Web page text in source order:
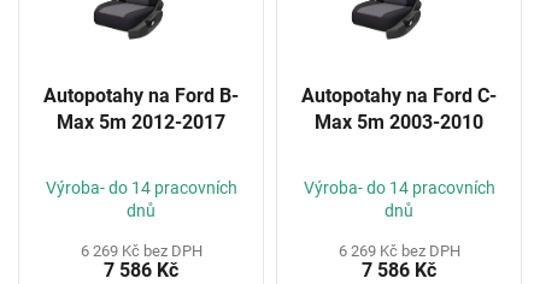
Autopotahy na Ford B-
Max 5m 2012-2017
Výroba- do 14 pracovních
dnů
6 269 Kč bez DPH
7 586 Kč
Autopotahy na Ford C-
Max 5m 2003-2010
Výroba- do 14 pracovních
dnů
6 269 Kč bez DPH
7 586 Kč